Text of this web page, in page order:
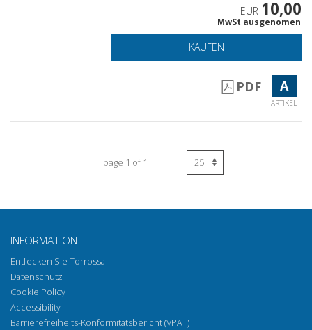
EUR 10,00
MwSt ausgenomen
KAUFEN
PDF A
ARTIKEL
page 1 of 1
INFORMATION
Entfecken Sie Torrossa
Datenschutz
Cookie Policy
Accessibility
Barrierefreiheits-Konformitätsbericht (VPAT)